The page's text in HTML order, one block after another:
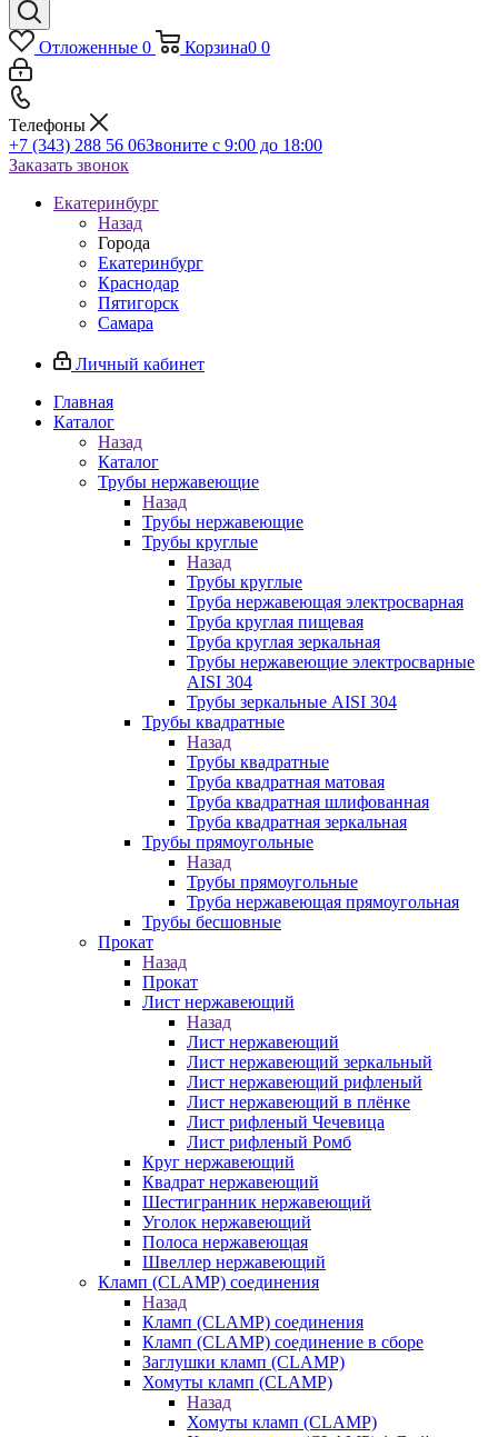
Отложенные 0 Корзина0 0
Телефоны
+7 (343) 288 56 06Звоните с 9:00 до 18:00
Заказать звонок
Екатеринбург
Назад
Города
Екатеринбург
Краснодар
Пятигорск
Самара
Личный кабинет
Главная
Каталог
Назад
Каталог
Трубы нержавеющие
Назад
Трубы нержавеющие
Трубы круглые
Назад
Трубы круглые
Труба нержавеющая электросварная
Труба круглая пищевая
Труба круглая зеркальная
Трубы нержавеющие электросварные
AISI 304
Трубы зеркальные AISI 304
Трубы квадратные
Назад
Трубы квадратные
Труба квадратная матовая
Труба квадратная шлифованная
Труба квадратная зеркальная
Трубы прямоугольные
Назад
Трубы прямоугольные
Труба нержавеющая прямоугольная
Трубы бесшовные
Прокат
Назад
Прокат
Лист нержавеющий
Назад
Лист нержавеющий
Лист нержавеющий зеркальный
Лист нержавеющий рифленый
Лист нержавеющий в плёнке
Лист рифленый Чечевица
Лист рифленый Ромб
Круг нержавеющий
Квадрат нержавеющий
Шестигранник нержавеющий
Уголок нержавеющий
Полоса нержавеющая
Швеллер нержавеющий
Кламп (CLAMP) соединения
Назад
Кламп (CLAMP) соединения
Кламп (CLAMP) соединение в сборе
Заглушки кламп (CLAMP)
Хомуты кламп (CLAMP)
Назад
Хомуты кламп (CLAMP)